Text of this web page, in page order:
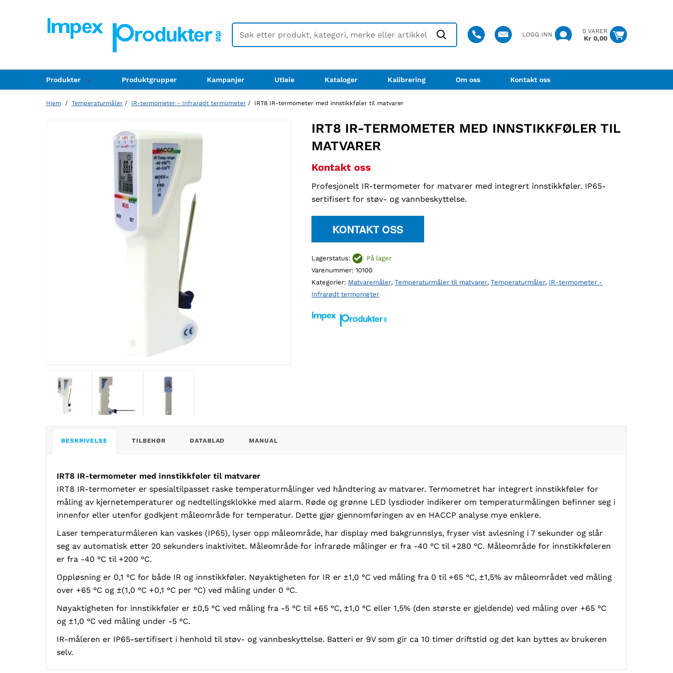
LOGG INN
0 VARER
Kr0,00
Produkter Produktgrupper Kampanjer Utleie Kataloger Kalibrering Om oss Kontakt oss
Hjem / Temperaturmåler / IR-termometer - Infrarødt termometer / IRT8 IR-termometer med innstikkføler til matvarer
IRT8 IR-TERMOMETER MED INNSTIKKFØLER TIL
MATVARER
Kontakt oss
Profesjonelt IR-termometer for matvarer med integrert innstikkføler. IP65-
sertifisert for støv- og vannbeskyttelse.
KONTAKT OSS
Lagerstatus:
På lager
Varenummer:10100
Kategorier: Matvaremåler,Temperaturmåler til matvarer,Temperaturmåler, IR-termometer -
Infrarødt termometer
BESKRIVELSE TILBEHØR DATABLAD MANUAL
IRT8 IR-termometer med innstikkføler til matvarer
IRT8 IR-termometer er spesialtilpasset raske temperaturmålinger ved håndtering av matvarer. Termometret har integrert innstikkføler for
måling av kjernetemperaturer og nedtellingsklokke med alarm. Røde og grønne LED lysdioder indikerer om temperaturmålingen befinner seg i
innenfor eller utenfor godkjent måleområde for temperatur. Dette gjør gjennomføringen av en HACCP analyse mye enklere.
Laser temperaturmåleren kan vaskes (IP65), lyser opp måleområde, har display med bakgrunnslys, fryser vist avlesning i 7 sekunder og slår
seg av automatisk etter 20 sekunders inaktivitet. Måleområde for infrarøde målinger er fra -40 °C til +280 °C. Måleområde for innstikkføleren
er fra -40 °C til +200 °C.
Oppløsning er 0,1 °C for både IR og innstikkføler. Nøyaktigheten for IR er ±1,0 °C ved måling fra 0 til +65 °C, ±1,5% av måleområdet ved måling
over +65 °C og ±(1,0 °C +0,1 °C per °C) ved måling under 0 °C.
Nøyaktigheten for innstikkføler er ±0,5 °C ved måling fra -5 °C til +65 °C, ±1,0 °C eller 1,5% (den største er gjeldende) ved måling over +65 °C
og ±1,0 °C ved måling under -5 °C.
IR-måleren er IP65-sertifisert i henhold til støv- og vannbeskyttelse. Batteri er 9V som gir ca 10 timer driftstid og det kan byttes av brukeren
selv.